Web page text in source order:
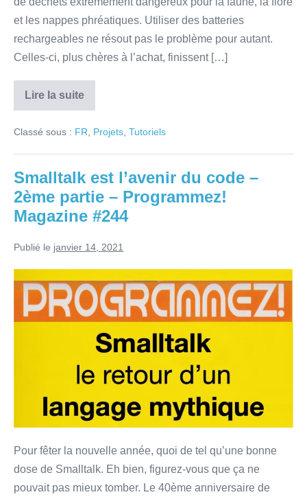
et les nappes phréatiques. Utiliser des batteries
rechargeables ne résout pas le problème pour autant.
Celles-ci, plus chères à l’achat, finissent […]
Lire la suite
Réduction
des
chimiques
du
des
et
des
batteries
l’approche
Maker
Classé sous : FR Projets Tutoriels
Smalltalk est l’avenir du code –
2ème partie – Programmez!
Magazine #244
Publié le janvier 14, 2021
Smalltalk
l’avenir
–
Programmez!
Magazine
Pour fêter la nouvelle année, quoi de tel qu’une bonne
dose de Smalltalk. Eh bien, figurez-vous que ça ne
pouvait pas mieux tomber. Le 40ème anniversaire de